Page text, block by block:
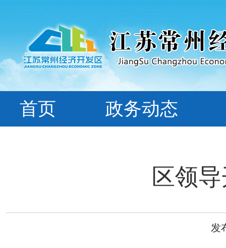
首页 政务动态
区领
发